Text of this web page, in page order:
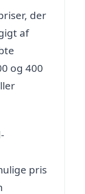
der
af
og 400
pris